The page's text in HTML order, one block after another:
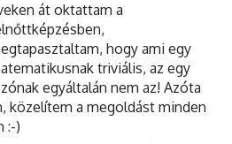
át oktattam a
hogy ami egy
triviális, az egy
egyáltalán nem az! Azóta
közelítem a megoldást minden
:-)